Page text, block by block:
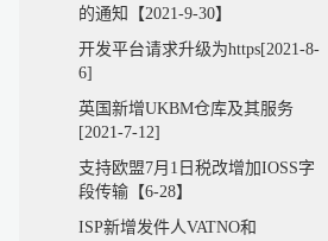
的通知【2021-9-30】
开发平台请求升级为https[2021-8-
6]
英国新增UKBM仓库及其服务
[2021-7-12]
支持欧盟7月1日税改增加IOSS字
段传输【6-28】
ISP新增发件人VATNO和